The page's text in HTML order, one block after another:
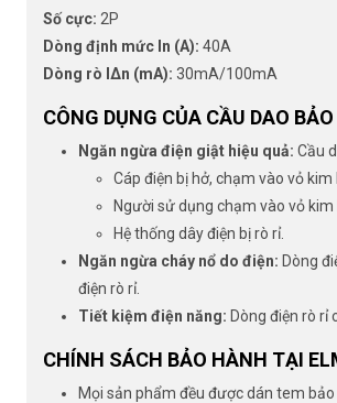
Số cực: 2P
Dòng định mức In (A): 40A
Dòng rò IΔn (mA): 30mA/100mA
CÔNG DỤNG CỦA CẦU DAO
Ngăn ngừa điện giật hiệu quả: Cầu
Cáp điện bị hở, chạm vào vỏ kim
Người sử dụng chạm vào vỏ kim
Hệ thống dây điện bị rò rỉ.
Ngăn ngừa cháy nổ do điện: Dòng
điện rò rỉ.
Tiết kiệm điện năng: Dòng điện rò rỉ
CHÍNH SÁCH BẢO HÀNH TẠI
Mọi sản phẩm đều được dán tem